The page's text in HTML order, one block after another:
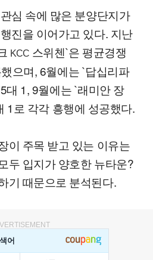
심 속에 많은 분양단지가
진을 이어가고 있다. 지난
KCC 스위첸`은 평균경쟁
으며, 6월에는 `답십리파
대 1, 9월에는 `래미안 장
1로 각각 흥행에 성공했다.
이 주목 받고 있는 이유는
두 입지가 양호한 뉴타운?
기 때문으로 분석된다.